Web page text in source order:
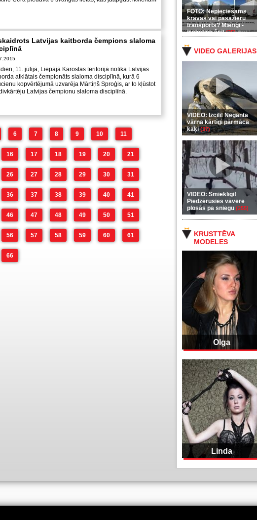
FOTO: Nepieciešams
kravas vai pasažieru
transports? Mierīgi -
ieskaties šeit(35)
VIDEO GALERIJAS
VIDEO: Izcili! Neganta
vārna kārtīgi pārmāca
kaķi(37)
VIDEO: Smieklīgi!
Piedzērusies vāvere
plosās pa sniegu (255)
KRUSTTĒVA
MODELES
Olga
Linda
Latvijas kaitborda čempions slaloma
11. jūlijā, Liepājā Karostas teritorijā notika Latvijas
atklātais čempionāts slaloma disciplīnā, kurā 6
kopvērtējumā uzvarēja Mārtiņš Sproģis, ar to kļūstot
Latvijas čempionu slaloma disciplīnā.
6 7 8 9 10 11
16 17 18 19 20 21
26 27 28 29 30 31
36 37 38 39 40 41
46 47 48 49 50 51
56 57 58 59 60 61
66